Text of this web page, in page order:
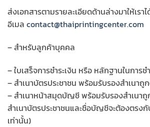
ส่งเอกสารตามรายละเอียดด้านล่างมาให้เรา
อีเมล contact@thaiprintingcenter.com
– สำหรับลูกค้าบุคคล
– ใบเสร็จการชำระเงิน หรือ หลักฐานในการช
– สำเนาบัตรประชาชน พร้อมรับรองสำเนาถู
– สำเนาหน้าสมุดบัญชี พร้อมรับรองสำเนาถู
สำเนาบัตรประชาชนและชื่อบัญชีจะต้องตรง
เท่านั้น)